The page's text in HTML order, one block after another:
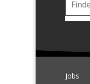
Jobs